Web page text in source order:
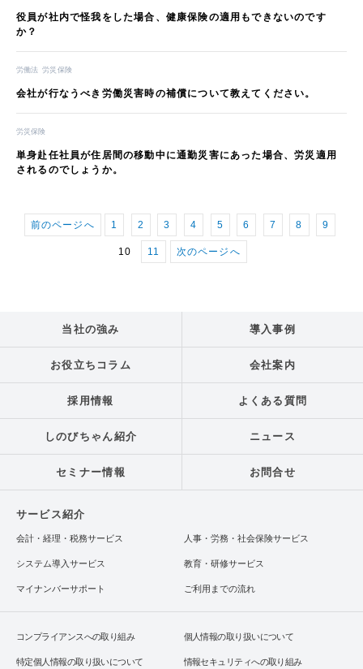
役員が社内で怪我をした場合、健康保険の適用もできないのです
か？
労働法 労災保険
会社が行なうべき労働災害時の補償について教えてください。
労災保険
単身赴任社員が住居間の移動中に通勤災害にあった場合、労災適用
されるのでしょうか。
前のページへ 1 2 3 4 5 6 7 8 9
10 11 次のページへ
当社の強み 導入事例
お役立ちコラム 会社案内
採用情報 よくある質問
しのびちゃん紹介 ニュース
セミナー情報 お問合せ
サービス紹介
会計・経理・税務サービス 人事・労務・社会保険サービス
システム導入サービス 教育・研修サービス
マイナンバーサポート ご利用までの流れ
コンプライアンスへの取り組み 個人情報の取り扱いについて
特定個人情報の取り扱いについて 情報セキュリティへの取り組み